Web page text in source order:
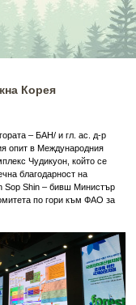
Корея
– БАН/ и гл. ас. д-р
опит в Международния
Чудикуон, който се
благодарност на
Sop Shin – бивш Министър
по гори към ФАО за